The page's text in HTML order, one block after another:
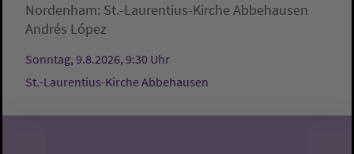
Nordenham: St.-Laurentius-Kirche Abbehausen
Andrés López
Sonntag, 9.8.2026, 9:30 Uhr
St.-Laurentius-Kirche Abbehausen